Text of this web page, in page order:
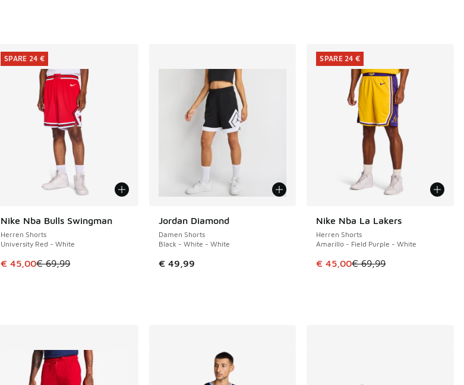
Nike Nba Bulls Swingman
Herren Shorts
University Red - White
Dieser Artikel ist im Sale. Der Preis ist von € 69,99 auf € 45,00 gefallen
€ 45,00€ 69,99
SPARE 24 €
SPARE 24 €
Jordan Diamond
Damen Shorts
Black - White - White
€ 49,99
Nike Nba La Lakers
Herren Shorts
Amarillo - Field Purple - White
Dieser Artikel ist im Sale. Der
€ 45,00€ 69,99
SPARE 24 €
SPARE 24 €